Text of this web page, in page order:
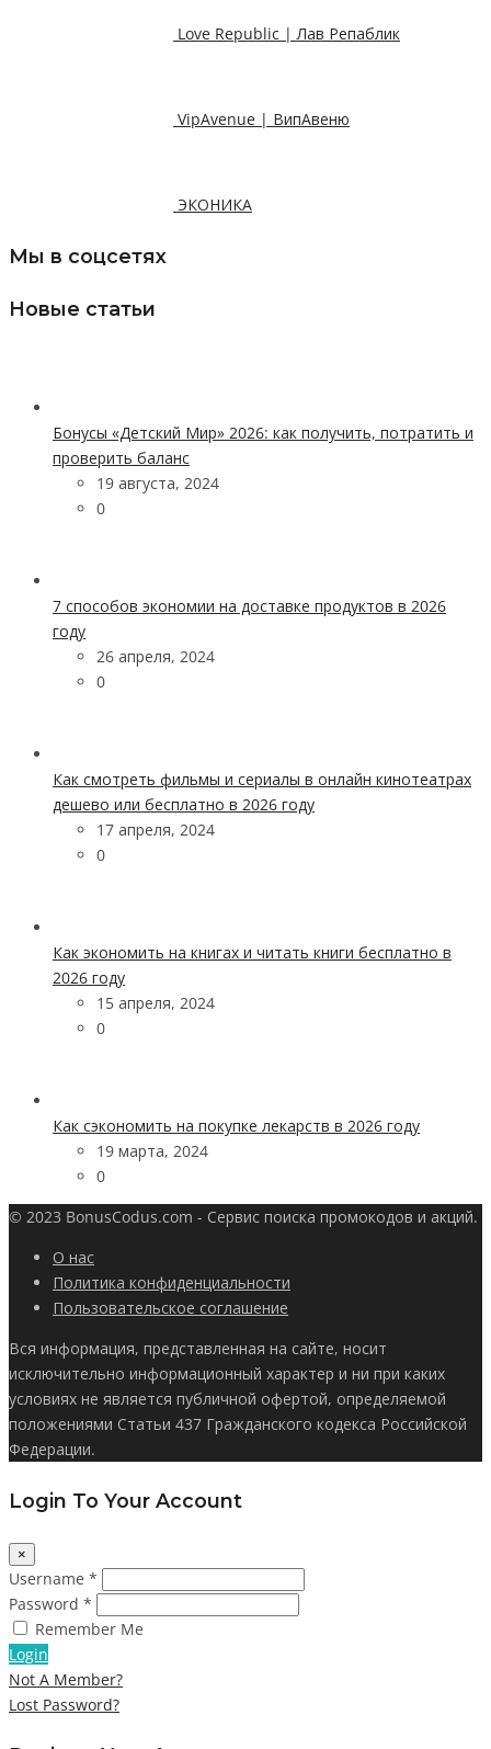
Love Republic | Лав Репаблик
VipAvenue | ВипАвеню
ЭКОНИКА
Мы в соцсетях
Новые статьи
Бонусы «Детский Мир» 2026: как получить, потратить и
проверить баланс
19 августа, 2024
0
7 способов экономии на доставке продуктов в 2026
году
26 апреля, 2024
0
Как смотреть фильмы и сериалы в онлайн кинотеатрах
дешево или бесплатно в 2026 году
17 апреля, 2024
0
Как экономить на книгах и читать книги бесплатно в
2026 году
15 апреля, 2024
0
Как сэкономить на покупке лекарств в 2026 году
19 марта, 2024
0
© 2023 BonusCodus.com - Сервис поиска промокодов и акций.
О нас
Политика конфиденциальности
Пользовательское соглашение
Вся информация, представленная на сайте, носит
исключительно информационный характер и ни при каких
условиях не является публичной офертой, определяемой
положениями Статьи 437 Гражданского кодекса Российской
Федерации.
Login To Your Account
×
Username *
Password *
Remember Me
Login
Not A Member?
Lost Password?